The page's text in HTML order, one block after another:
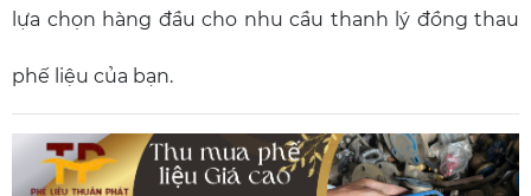
lựa chọn hàng đầu cho nhu cầu thanh lý đồng thau
phế liệu của bạn.